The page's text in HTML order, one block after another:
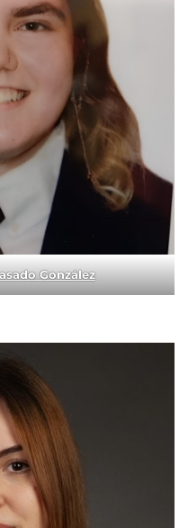
González